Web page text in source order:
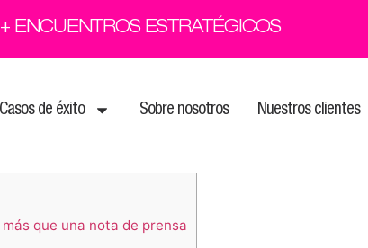
ENCUENTROS ESTRATÉGICOS
Casos de éxito Sobre nosotros Nuestros clientes
que una nota de prensa